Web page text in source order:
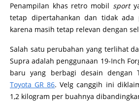
Penampilan khas retro mobil sport
tetap dipertahankan dan tidak ada
karena masih tetap relevan dengan
Salah satu perubahan yang terlihat
Supra adalah penggunaan 19-Inch
baru yang berbagi desain dengan
Toyota GR 86. Velg canggih ini
1,2 kilogram per buahnya